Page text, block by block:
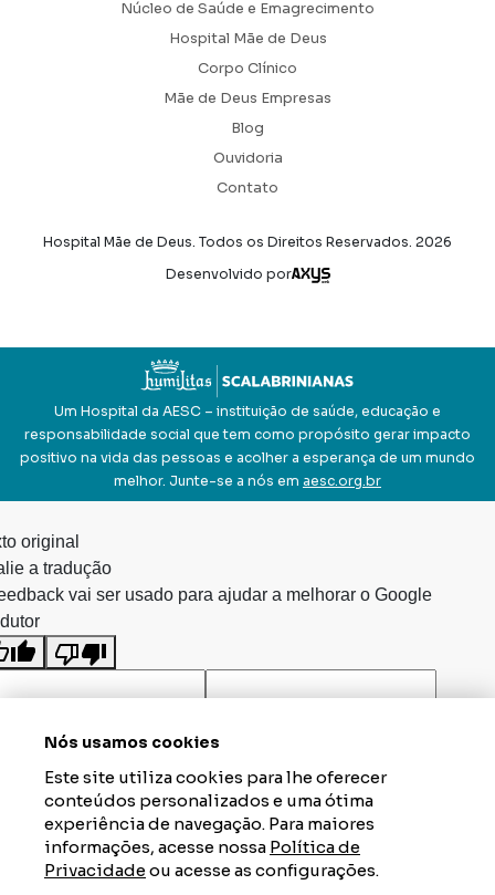
Núcleo de Saúde e Emagrecimento
Hospital Mãe de Deus
Corpo Clínico
Mãe de Deus Empresas
Blog
Ouvidoria
Contato
Hospital Mãe de Deus. Todos os Direitos Reservados. 2026
Desenvolvido por
Axysweb
Um Hospital da AESC – instituição de saúde, educação e
responsabilidade social que tem como propósito gerar impacto
positivo na vida das pessoas e acolher a esperança de um mundo
melhor. Junte-se a nós em aesc.org.br
Nós usamos cookies
Este site utiliza cookies para lhe oferecer
conteúdos personalizados e uma ótima
experiência de navegação. Para maiores
informações, acesse nossa Política de
Privacidadeou acesse as configurações.
original
a tradução
vai ser usado para ajudar a melhorar o Google